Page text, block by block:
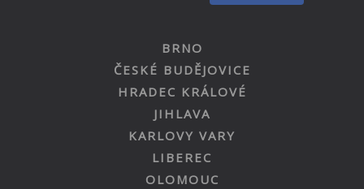
BRNO
ČESKÉ BUDĚJOVICE
HRADEC KRÁLOVÉ
JIHLAVA
KARLOVY VARY
LIBEREC
OLOMOUC